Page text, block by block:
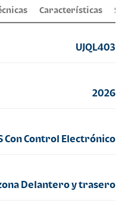
Características
UJQL403
2026
Con Control Electrónico
Delantero y trasero